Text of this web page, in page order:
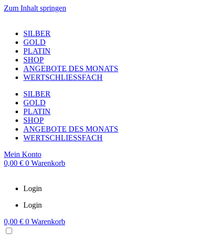
Zum Inhalt springen
SILBER
GOLD
PLATIN
SHOP
ANGEBOTE DES MONATS
WERTSCHLIESSFACH
SILBER
GOLD
PLATIN
SHOP
ANGEBOTE DES MONATS
WERTSCHLIESSFACH
Mein Konto
0,00 € 0 Warenkorb
Login
Login
0,00 € 0 Warenkorb